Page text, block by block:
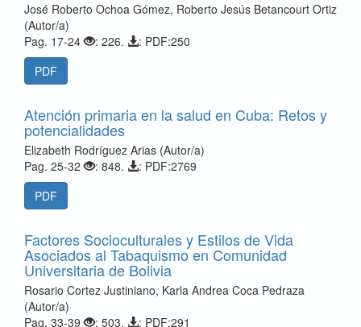
José Roberto Ochoa Gómez, Roberto Jesús Betancourt Ortiz
(Autor/a)
Pag. 17-24
: 226.
: PDF:250
PDF
Atención primaria en la salud en Cuba: Retos y
potencialidades
Elizabeth Rodríguez Arias (Autor/a)
Pag. 25-32
: 848.
: PDF:2769
PDF
Factores Socioculturales y Estilos de Vida
Asociados al Tabaquismo en Comunidad
Universitaria de Bolivia
Rosario Cortez Justiniano, Karla Andrea Coca Pedraza
(Autor/a)
Pag. 33-39
: 503.
: PDF:291